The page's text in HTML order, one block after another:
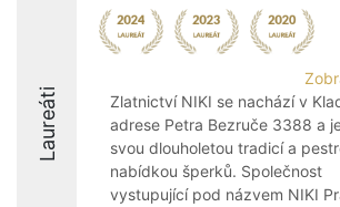
Laureáti
Zlatnictví NIKI se nachází v
adrese Petra Bezruče 3388 a
svou dlouholetou tradicí a
nabídkou šperků. Společnost
vystupující pod názvem NIKI